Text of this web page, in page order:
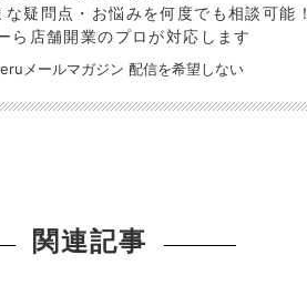
疑問点・お悩みを何度でも相談可能！
ら店舗開業のプロが対応します
メールマガジン 配信を希望しない
関連記事